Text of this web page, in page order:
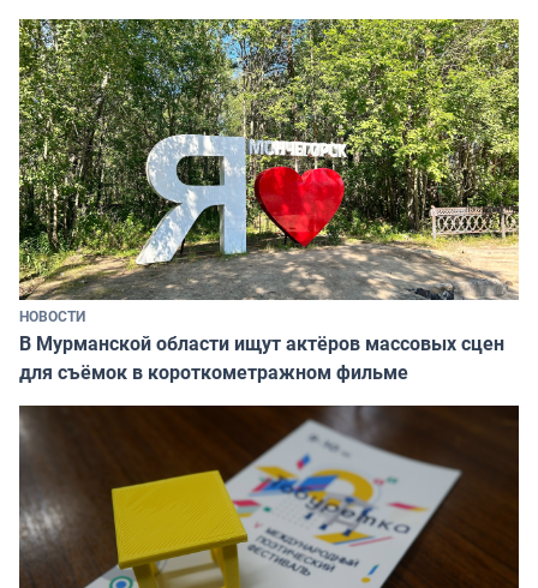
НОВОСТИ
В Мурманской области ищут актёров массовых сцен
для съёмок в короткометражном фильме